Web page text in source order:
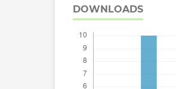
DOWNLOADS